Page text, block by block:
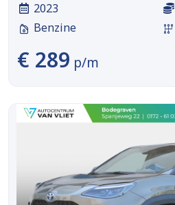
2023
Benzine
€ 289 p/m